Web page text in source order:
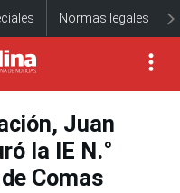
Normas legales
Juan
la IE N.°
Comas